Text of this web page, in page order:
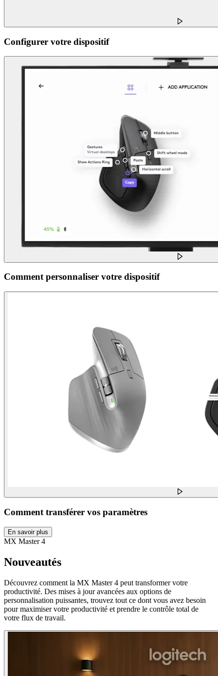
Configurer votre dispositif
Comment personnaliser votre dispositif
Comment transférer vos paramètres
En savoir plus
MX Master 4
Nouveautés
Découvrez comment la MX Master 4 peut transformer votre
productivité. Des mises à jour avancées aux options de
personnalisation puissantes, trouvez tout ce dont vous avez besoin
pour maximiser votre productivité et prendre le contrôle total de
votre flux de travail.